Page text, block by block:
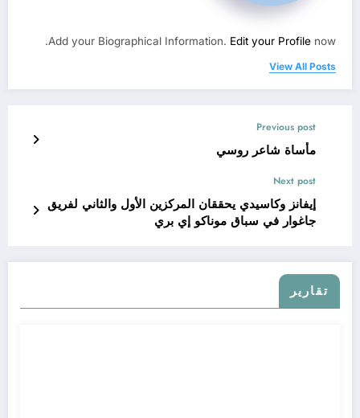
Add your Biographical Information. Edit your Profile now.
View All Posts
Previous post
مأساة شاعر روسي
Next post
إيفانز وكاسيدي يحققان المركزين الأول والثاني لفريق
جاغوار في سباق موناكو إي بري
تقارير